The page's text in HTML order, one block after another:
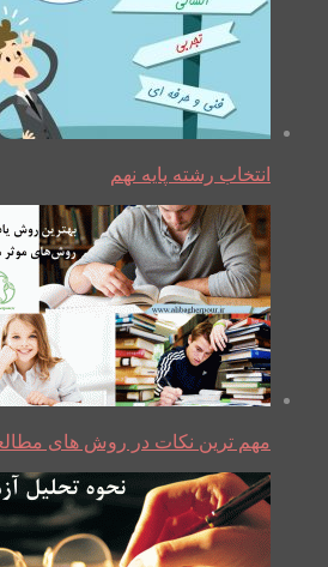
انتخاب رشته پایه نهم
مهم ترین نکات در روش های